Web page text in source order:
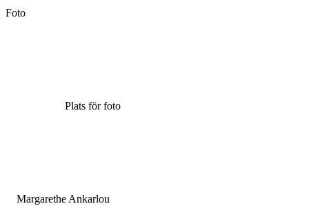
Foto
Plats för foto
Margarethe Ankarlou